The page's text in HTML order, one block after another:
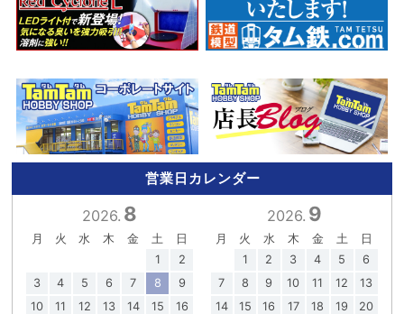
営業日カレンダー
2026. 8
月 火 水 木 金 土
日
1
2
3
4 5 6 7 8
9
10
11 12 13 14 15
16
2026. 9
月 火 水 木 金 土
日
1
2 3 4 5
6
7
8 9 10 11 12
13
14
15 16 17 18 19
20